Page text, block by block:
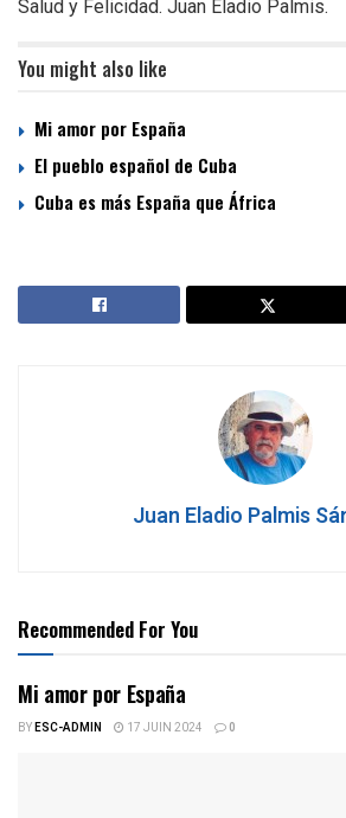
Salud y Felicidad. Juan Eladio Palmis.
You might also like
Mi amor por España
El pueblo español de Cuba
Cuba es más España que África
Juan Eladio Palmis
Recommended For You
Mi amor por España
BYESC-ADMIN 17 JUIN 2024 0